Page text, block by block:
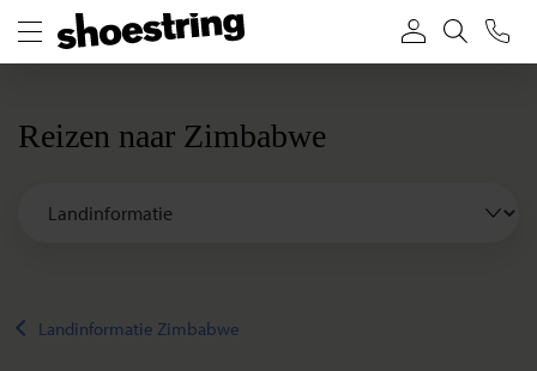
Reizen naar Zimbabwe
Landinformatie Zimbabwe